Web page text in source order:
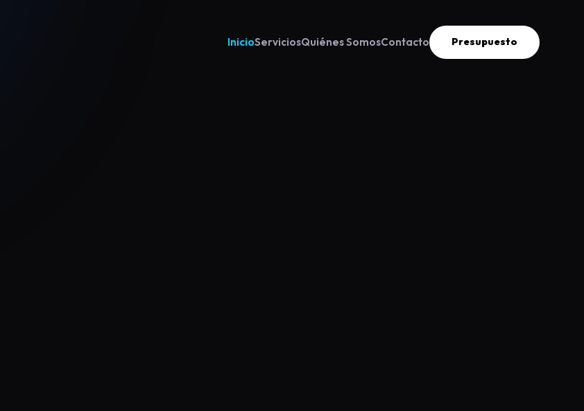
InicioServiciosQuiénes SomosContacto Presupuesto